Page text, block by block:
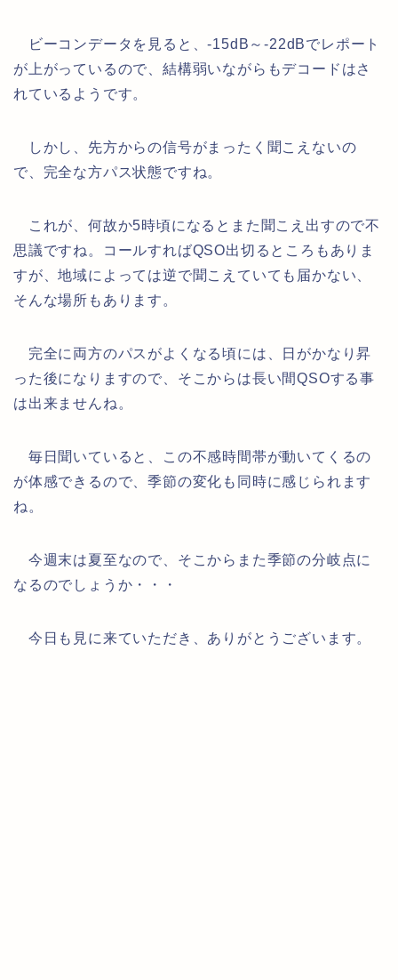
ビーコンデータを見ると、-15dB～-22dBでレポート
が上がっているので、結構弱いながらもデコードはさ
れているようです。
しかし、先方からの信号がまったく聞こえないの
で、完全な方パス状態ですね。
これが、何故か5時頃になるとまた聞こえ出すので不
思議ですね。コールすればQSO出切るところもありま
すが、地域によっては逆で聞こえていても届かない、
そんな場所もあります。
完全に両方のパスがよくなる頃には、日がかなり昇
った後になりますので、そこからは長い間QSOする事
は出来ませんね。
毎日聞いていると、この不感時間帯が動いてくるの
が体感できるので、季節の変化も同時に感じられます
ね。
今週末は夏至なので、そこからまた季節の分岐点に
なるのでしょうか・・・
今日も見に来ていただき、ありがとうございます。